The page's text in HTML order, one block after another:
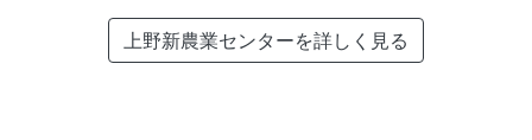
上野新農業センターを詳しく見る